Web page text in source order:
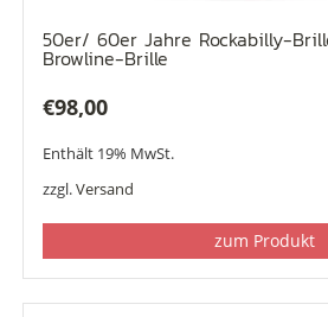
50er/ 60er Jahre Rockabilly-
Browline-Brille
€98,00
Enthält 19% MwSt.
zzgl.Versand
zum Produkt